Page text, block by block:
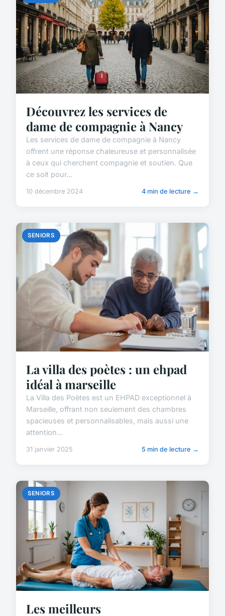
Découvrez les services de
dame de compagnie à Nancy
Les services de dame de compagnie à Nancy
offrent une réponse chaleureuse et personnalisée
à ceux qui cherchent compagnie et soutien. Que
ce soit pour...
10 décembre 2024 4 min de lecture →
SENIORS
La villa des poètes : un ehpad
idéal à marseille
La Villa des Poètes est un EHPAD exceptionnel à
Marseille, offrant non seulement des chambres
spacieuses et personnalisables, mais aussi une
attention...
31 janvier 2025 5 min de lecture →
SENIORS
Les meilleurs